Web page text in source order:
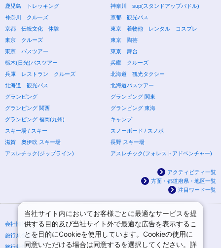
鹿児島 トレッキング
神奈川 sup(スタンドアップパドル)
神奈川 クルーズ
京都 観光バス
京都 伝統文化 体験
東京 着物他 レンタル コスプレ
東京 クルーズ
東京 陶芸
東京 バスツアー
東京 舞台
栃木(日光)バスツアー
兵庫 クルーズ
兵庫 レストラン クルーズ
北海道 観光タクシー
北海道 観光バス
北海道バスツアー
グランピング
グランピング 関東
グランピング 関西
グランピング 東海
グランピング 福岡(九州)
キャンプ
スキー場 / スキー
スノーボード / スノボ
滋賀 奥伊吹 スキー場
長野 スキー場
アスレチック(ジップライン)
アスレチック(フォレストアドベンチャー)
アクティビティ一覧
方面・都道府県・地区一覧
注目ワード一覧
会社情報
プライバシーポリシー
旅行業登録票・約款
規約集
旅行条件書
ニュースリリース
当社サイト内においてお客様ごとに最適なサービスを提
供する目的及び当社サイト外で最適な広告を表示するこ
とを目的にCookieを使用しています。Cookieの使用に
同意いただける場合は同意するを選択してください。詳